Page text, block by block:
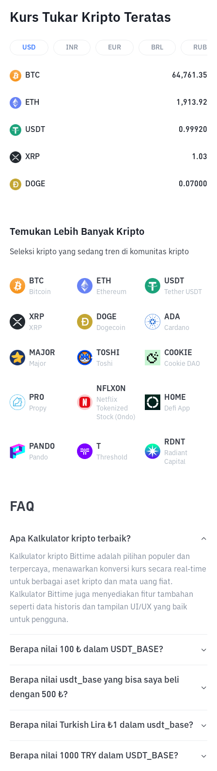
Kurs Tukar Kripto Teratas
USD INR EUR BRL RUB
BTC 64,761.35
ETH 1,913.92
USDT 0.99920
XRP 1.03
DOGE 0.07000
Temukan Lebih Banyak Kripto
Seleksi kripto yang sedang tren di komunitas kripto
BTC
Bitcoin
ETH
Ethereum
USDT
Tether USDT
XRP
XRP
DOGE
Dogecoin
ADA
Cardano
MAJOR
Major
TOSHI
Toshi
COOKIE
Cookie DAO
PRO
Propy
NFLXON
Netflix
Tokenized
Stock (Ondo)
HOME
Defi App
PANDO
Pando Threshold
RDNT
Radiant
Capital
FAQ
Apa Kalkulator kripto terbaik?
Kalkulator kripto Bittime adalah pilihan populer dan
terpercaya, menawarkan konversi kurs secara real-time
untuk berbagai aset kripto dan mata uang fiat.
Kalkulator Bittime juga menyediakan fitur tambahan
seperti data historis dan tampilan UI/UX yang baik
untuk pengguna.
Berapa nilai 100 ₺ dalam USDT_BASE?
Berapa nilai usdt_base yang bisa saya beli
dengan 500 ₺?
Berapa nilai Turkish Lira ₺1 dalam usdt_base?
Berapa nilai 1000 TRY dalam USDT_BASE?